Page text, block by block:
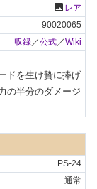
photo レア
90020065
収録 ／公式 ／Wiki
ドを生け贄に捧げ
の半分のダメージ
PS-24
通常